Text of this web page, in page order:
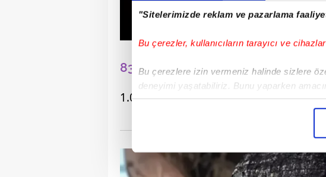
"Sitelerimizde reklam ve pazarlama
Bu çerezler, kullanıcıların tarayıcı ve
Bu çerezlere izin vermeniz halinde sizlere
deneyimi yaşatabiliriz. Bunu yaparken
içerikleri sunabilmek adına elimizden gelen
Sizlere daha iyi bir hizmet sunabilmek için
83 - TAYVAN
1.000.000 m³